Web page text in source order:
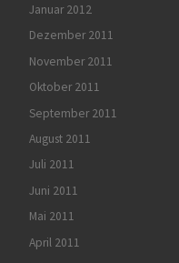
Januar 2012
Dezember 2011
November 2011
Oktober 2011
September 2011
August 2011
Juli 2011
Juni 2011
Mai 2011
April 2011